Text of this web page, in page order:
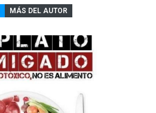
MÁS DEL AUTOR